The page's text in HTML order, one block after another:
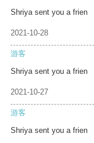
Shriya sent you a frien
2021-10-28
游客
Shriya sent you a frien
2021-10-27
游客
Shriya sent you a frien